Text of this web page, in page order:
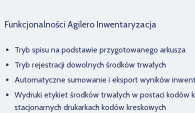
Funkcjonalności Agilero Inwentaryzacja
Tryb spisu na podstawie przygotowanego arkusza
Tryb rejestracji dowolnych środków trwałych
Automatyczne sumowanie i eksport wyników
Wydruki etykiet środków trwałych w postaci kodów
stacjonarnych drukarkach kodów kreskowych